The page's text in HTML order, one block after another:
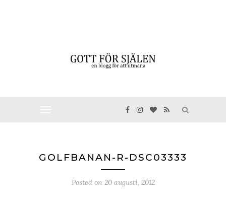
GOLFBANAN-R-DSC03333
Posted on 20 augusti, 2012